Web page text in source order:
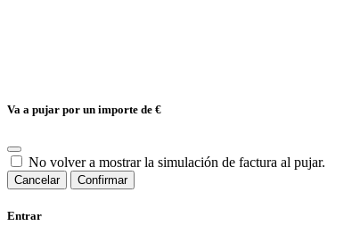
Va a pujar por un importe de €
No volver a mostrar la simulación de factura al pujar.
Cancelar Confirmar
Entrar